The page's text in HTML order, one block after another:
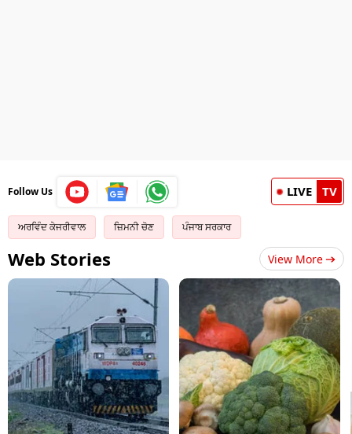
Follow Us LIVE TV
ਅਰਵਿੰਦ ਕੇਜਰੀਵਾਲ ਜ਼ਿਮਨੀ ਚੋਣ ਪੰਜਾਬ ਸਰਕਾਰ
Web Stories View More